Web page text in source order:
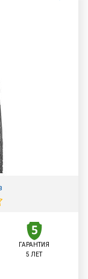
ГАРАНТИЯ
5 ЛЕТ